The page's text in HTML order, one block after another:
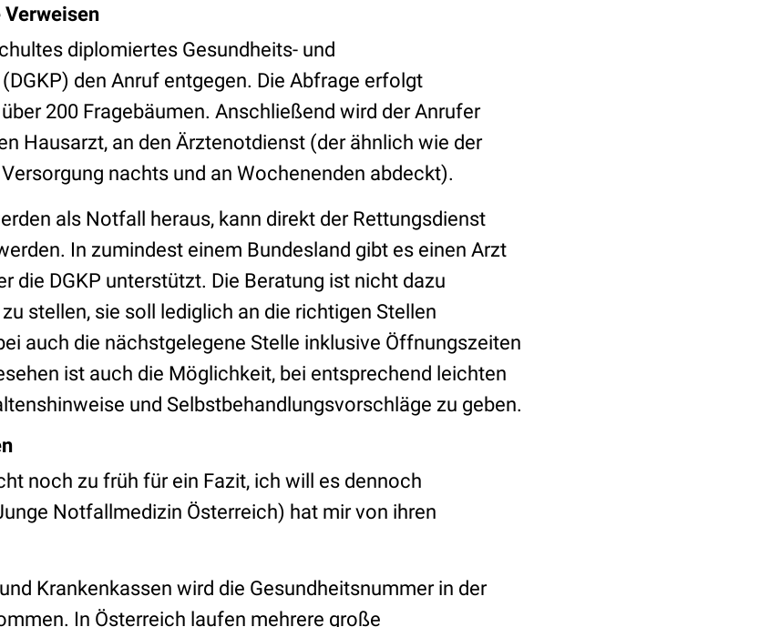
Verweisen
diplomiertes Gesundheits- und
den Anruf entgegen. Die Abfrage erfolgt
200 Fragebäumen. Anschließend wird der Anrufer
Hausarzt, an den Ärztenotdienst (der ähnlich wie der
nachts und an Wochenenden abdeckt).
als Notfall heraus, kann direkt der Rettungsdienst
In zumindest einem Bundesland gibt es einen Arzt
die DGKP unterstützt. Die Beratung ist nicht dazu
stellen, sie soll lediglich an die richtigen Stellen
auch die nächstgelegene Stelle inklusive Öffnungszeiten
ist auch die Möglichkeit, bei entsprechend leichten
und Selbstbehandlungsvorschläge zu geben.
noch zu früh für ein Fazit, ich will es dennoch
Notfallmedizin Österreich) hat mir von ihren
Krankenkassen wird die Gesundheitsnummer in der
In Österreich laufen mehrere große